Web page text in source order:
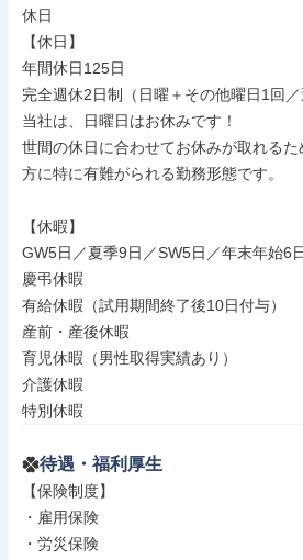
休日
【休日】
年間休日125日
完全週休2日制（日曜＋その他曜日1回
当社は、日曜日はお休みです！
世間の休日に合わせてお休みが取れる
方に特に有難がられる勤務形態です。
【休暇】
GW5日／夏季9日／SW5日／年末年始6
慶弔休暇
有給休暇（試用期間終了後10日付与）
産前・産後休暇
育児休暇（男性取得実績あり）
介護休暇
特別休暇
待遇・福利厚生
【保険制度】
・雇用保険
・労災保険